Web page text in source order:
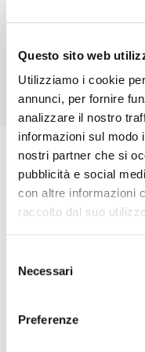
Questo sito web
Utilizziamo i cookie
annunci, per fornire
analizzare il nostro
informazioni sul modo
nostri partner che si
pubblicità e social
con altre informazioni
raccolto dal suo
delNecessari
Preferenze
FRANCESCO
Freedom
Digitale
ULTIME NEWS